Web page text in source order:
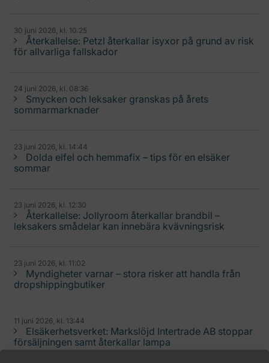
30 juni 2026, kl. 10:25
Återkallelse: Petzl återkallar isyxor på grund av risk
för allvarliga fallskador
24 juni 2026, kl. 08:36
Smycken och leksaker granskas på årets
sommarmarknader
23 juni 2026, kl. 14:44
Dolda elfel och hemmafix – tips för en elsäker
sommar
23 juni 2026, kl. 12:30
Återkallelse: Jollyroom återkallar brandbil –
leksakers smådelar kan innebära kvävningsrisk
23 juni 2026, kl. 11:02
Myndigheter varnar – stora risker att handla från
dropshippingbutiker
11 juni 2026, kl. 13:44
Elsäkerhetsverket: Markslöjd Intertrade AB stoppar
försäljningen samt återkallar lampa